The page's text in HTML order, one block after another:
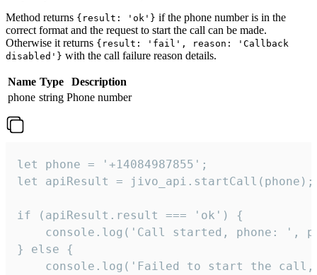
Method returns {result: 'ok'} if the phone number is in the
correct format and the request to start the call can be made.
Otherwise it returns {result: 'fail', reason: 'Callback
disabled'} with the call failure reason details.
Name Type
Description
phone string Phone number
let phone = '+14084987855';
let apiResult = jivo_api.startCall(phone);
if (apiResult.result === 'ok') {
console.log('Call started, phone: ',
} else {
console.log('Failed to start the